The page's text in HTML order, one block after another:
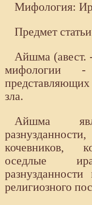
Мифология:
Предмет
Айшма (авест.
мифологии
зла.
Айшма
кочевников,
оседлые
разнузданности
религиозного